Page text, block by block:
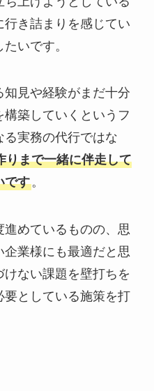
き詰まりを感じてい
いです。
見や経験がまだ十分
築していくというフ
る実務の代行ではな
りまで一緒に伴走して
です。
進めているものの、思
企業様にも最適だと思
ない課題を壁打ちを
としている施策を打